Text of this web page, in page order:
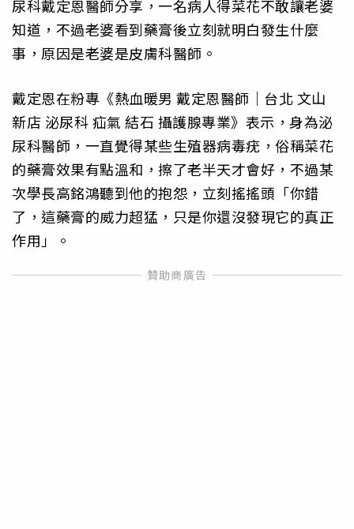
尿科戴定恩醫師分享，一名病人得菜花不敢讓老婆
知道，不過老婆看到藥膏後立刻就明白發生什麼
事，原因是老婆是皮膚科醫師。
戴定恩在粉專《熱血暖男 戴定恩醫師｜台北 文山
新店 泌尿科 疝氣 結石 攝護腺專業》表示，身為泌
尿科醫師，一直覺得某些生殖器病毒疣，俗稱菜花
的藥膏效果有點溫和，擦了老半天才會好，不過某
次學長高銘鴻聽到他的抱怨，立刻搖搖頭「你錯
了，這藥膏的威力超猛，只是你還沒發現它的真正
作用」。